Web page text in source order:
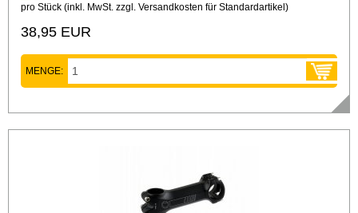
pro Stück (inkl. MwSt. zzgl. Versandkosten für Standardartikel)
38,95 EUR
MENGE: